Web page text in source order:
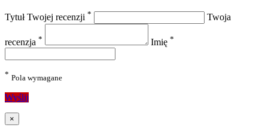
Tytuł Twojej recenzji * Twoja
recenzja * Imię *
* Pola wymagane
Wyślij
×